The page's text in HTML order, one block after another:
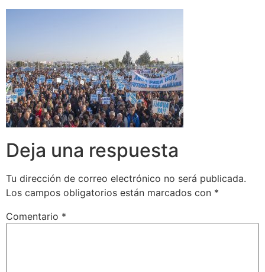
Deja una respuesta
Tu dirección de correo electrónico no será publicada.
Los campos obligatorios están marcados con *
Comentario *